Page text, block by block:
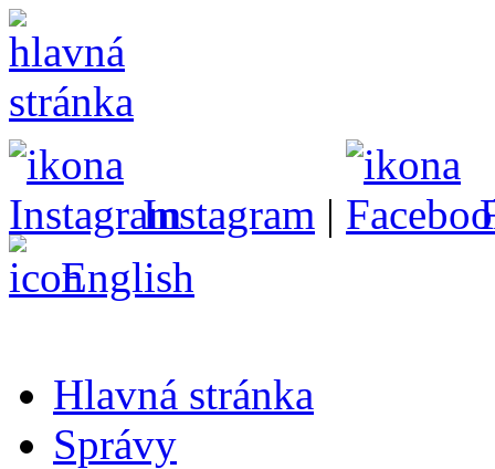
Instagram |
English
Hlavná stránka
Správy